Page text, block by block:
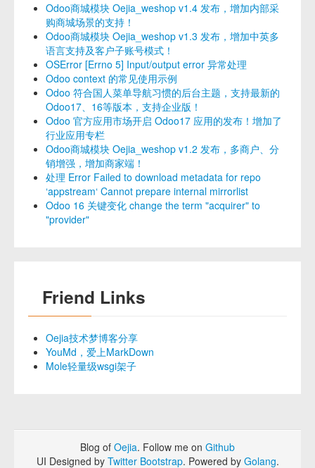
Odoo商城模块 Oejia_weshop v1.4 发布，增加内部采
购商城场景的支持！
Odoo商城模块 Oejia_weshop v1.3 发布，增加中英多
语言支持及客户子账号模式！
OSError [Errno 5] Input/output error 异常处理
Odoo context 的常见使用示例
Odoo 符合国人菜单导航习惯的后台主题，支持最新的
Odoo17、16等版本，支持企业版！
Odoo 官方应用市场开启 Odoo17 应用的发布！增加了
行业应用专栏
Odoo商城模块 Oejia_weshop v1.2 发布，多商户、分
销增强，增加商家端！
处理 Error Failed to download metadata for repo
‘appstream‘ Cannot prepare internal mirrorlist
Odoo 16 关键变化 change the term "acquirer" to
"provider"
Friend Links
Oejia技术梦博客分享
YouMd，爱上MarkDown
Mole轻量级wsgi架子
Blog of Oejia. Follow me on Github
UI Designed by Twitter Bootstrap. Powered by Golang.